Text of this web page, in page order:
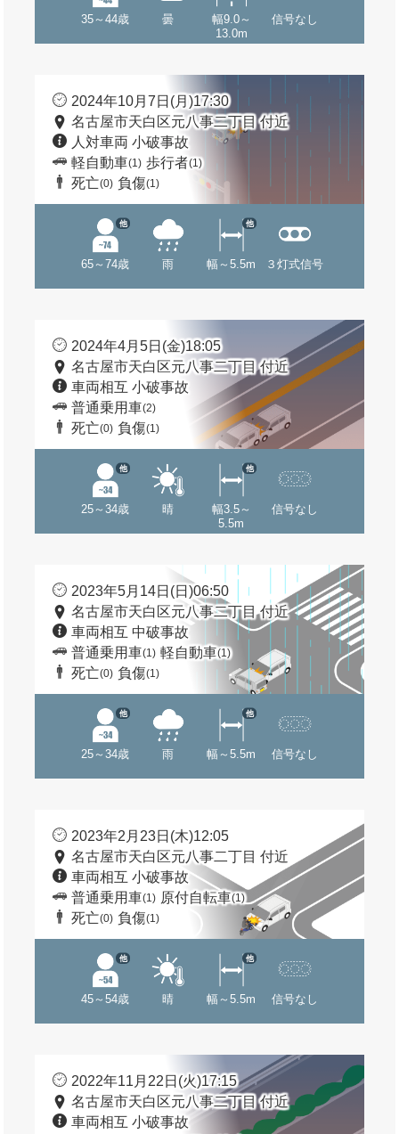
35～44歳 曇
幅9.0～
13.0m
信号なし
2024年10月7日(月)17:30
名古屋市天白区元八事二丁目 付近
人対車両 小破事故
軽自動車(1) 歩行者(1)
死亡(0) 負傷(1)
65～74歳
他
雨 幅～5.5m
他
３灯式信号
2024年4月5日(金)18:05
名古屋市天白区元八事二丁目 付近
車両相互 小破事故
普通乗用車(2)
死亡(0) 負傷(1)
25～34歳
他
晴
幅3.5～
5.5m
他
信号なし
2023年5月14日(日)06:50
名古屋市天白区元八事二丁目 付近
車両相互 中破事故
普通乗用車(1) 軽自動車(1)
死亡(0) 負傷(1)
25～34歳
他
雨 幅～5.5m
他
信号なし
2023年2月23日(木)12:05
名古屋市天白区元八事二丁目 付近
車両相互 小破事故
普通乗用車(1) 原付自転車(1)
死亡(0) 負傷(1)
45～54歳
他
晴 幅～5.5m
他
信号なし
2022年11月22日(火)17:15
名古屋市天白区元八事二丁目 付近
車両相互 小破事故